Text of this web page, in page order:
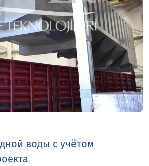
воды с учётом